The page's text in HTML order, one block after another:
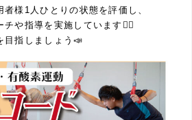
様1人ひとりの状態を評価し、
や指導を実施しています🙋‍♂️
目指しましょう📣